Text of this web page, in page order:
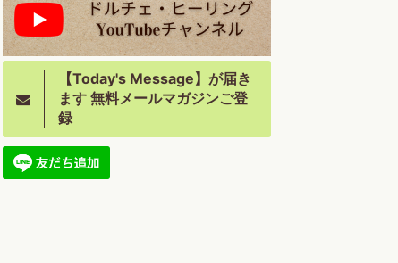
【Today's Message】が届き
ます 無料メールマガジンご登
録